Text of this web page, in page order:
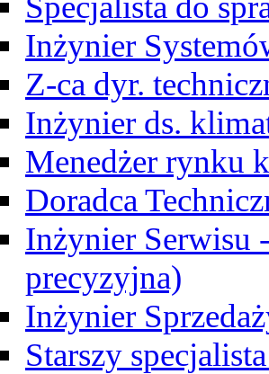
Inżynier
Z-ca dyr.
Inżynier ds.
Menedżer rynku
Doradca
Inżynier Serwisu
precyzyjna)
Inżynier
Starszy